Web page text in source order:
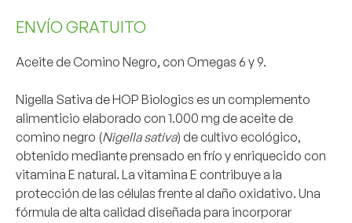
ENVÍO GRATUITO
Aceite de Comino Negro, con Omegas 6 y 9.
Nigella Sativa de HOP Biologics es un complemento
alimenticio elaborado con 1.000 mg de aceite de
comino negro (Nigella sativa) decultivo ecológico,
obtenido medianteprensado en frío y enriquecido con
vitamina E natural. La vitamina E contribuye a la
protección de las células frente al daño oxidativo. Una
fórmula de alta calidad diseñada para incorporar